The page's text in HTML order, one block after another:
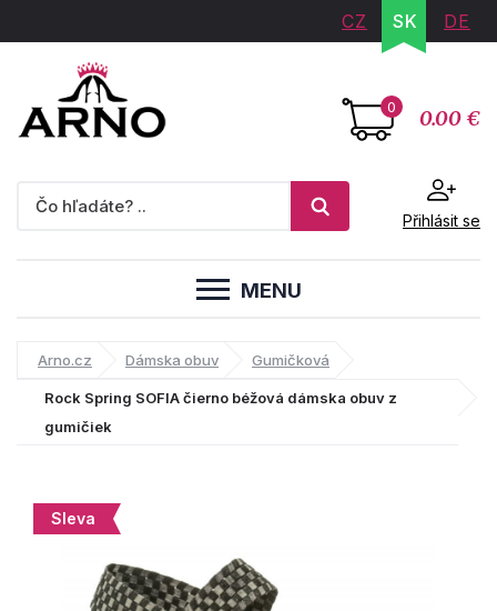
CZ SK DE
0 0.00 €
Přihlásit se
MENU
Arno.cz Dámska obuv Gumičková
Rock Spring SOFIA čierno béžová dámska obuv z
gumičiek
Sleva